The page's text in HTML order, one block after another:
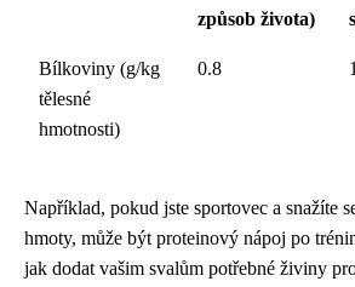
způsob života)
Bílkoviny (g/kg
tělesné
hmotnosti)
0.8
Například, pokud jste sportovec a snažíte
hmoty, může být proteinový nápoj po
jak dodat vašim svalům potřebné živiny